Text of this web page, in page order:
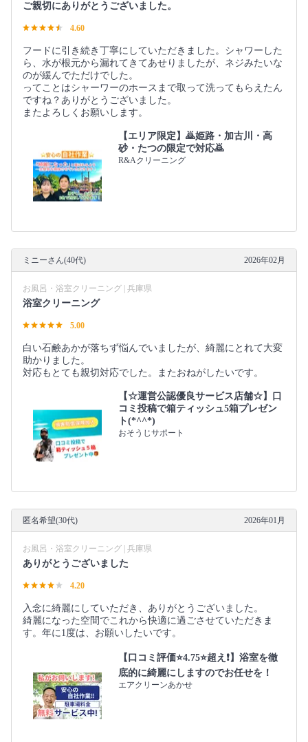
ご親切にありがとうございました。
4.60
フードに引き続き丁寧にしていただきました。シャワーした
ら、水が根元から漏れてきてあせりましたが、ネジみたいな
のが緩んでただけでした。
ってことはシャーワーのホースまで取って洗ってもらえたん
ですね？ありがとうございました。
またよろしくお願いします。
【エリア限定】🙇姫路・加古川・高
砂・たつの限定で対応🙇
R&Aクリーニング
ミニーさん(40代) 2026年02月
お風呂・浴室クリーニング | 兵庫県
浴室クリーニング
5.00
白い石鹸あかが落ちず悩んでいましたが、綺麗にとれて大変
助かりました。
対応もとても親切対応でした。またおねがしたいです。
【☆運営公認優良サービス店舗☆】口
コミ投稿で箱ティッシュ5箱プレゼン
ト(*^^*)
おそうじサポート
匿名希望(30代) 2026年01月
お風呂・浴室クリーニング | 兵庫県
ありがとうございました
4.20
入念に綺麗にしていただき、ありがとうございました。
綺麗になった空間でこれから快適に過ごさせていただきま
す。年に1度は、お願いしたいです。
【口コミ評価⭐️4.75⭐️超え❗️】浴室を徹
底的に綺麗にしますのでお任せを！
エアクリーンあかせ